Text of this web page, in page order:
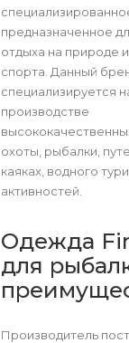
предназначенное
отдыха на природе
спорта. Данный
специализируется
производстве
охоты, рыбалки,
каяках, водного
активностей.
Одежда
для
Производитель